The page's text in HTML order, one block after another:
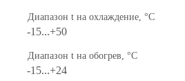
Диапазон t на охлаждение, °С
-15...+50
Диапазон t на обогрев, °С
-15...+24